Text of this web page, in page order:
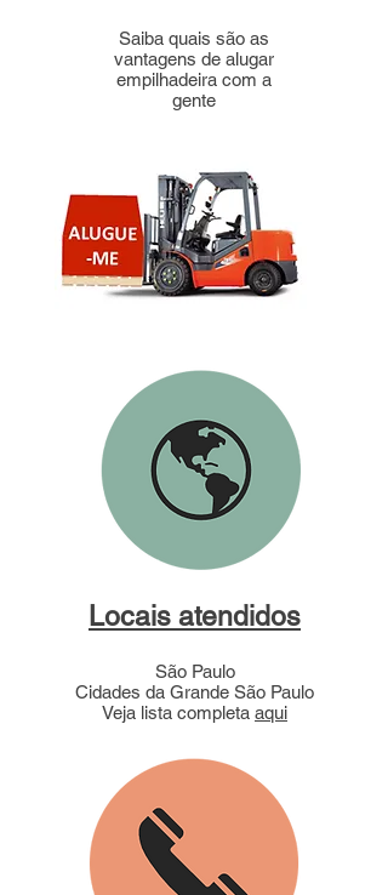
Saiba quais são as
vantagens de alugar
empilhadeira com a
gente
Locais atendidos
São Paulo
Cidades da Grande São Paulo
Veja lista completa aqui